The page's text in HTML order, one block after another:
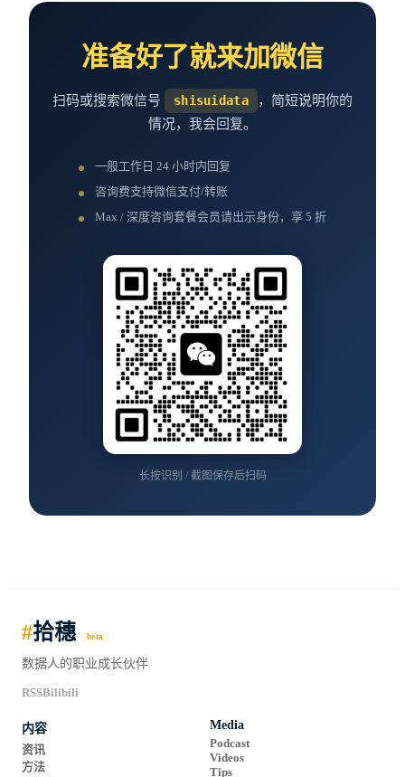
准备好了就来加微信
扫码或搜索微信号 shisuidata
，简短说明你的
情况，我会回复。
一般工作日 24 小时内回复
咨询费支持微信支付/转账
Max / 深度咨询套餐会员请出示身份，享 5 折
长按识别 / 截图保存后扫码
#拾穗 beta
数据人的职业成长伙伴
RSSBilibili
内容
资讯
方法
Media
Podcast
Videos
Tips